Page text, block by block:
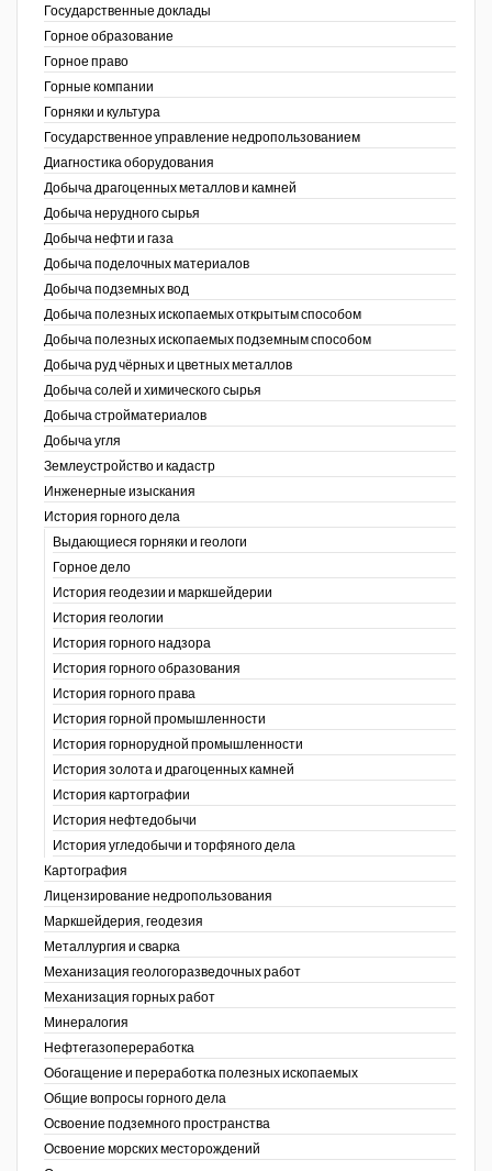
Государственные доклады
Горное образование
Горное право
Горные компании
Горняки и культура
Государственное управление недропользованием
Диагностика оборудования
Добыча драгоценных металлов и камней
Добыча нерудного сырья
Добыча нефти и газа
Добыча поделочных материалов
Добыча подземных вод
Добыча полезных ископаемых открытым способом
Добыча полезных ископаемых подземным способом
Добыча руд чёрных и цветных металлов
Добыча солей и химического сырья
Добыча стройматериалов
Добыча угля
Землеустройство и кадастр
Инженерные изыскания
История горного дела
Выдающиеся горняки и геологи
Горное дело
История геодезии и маркшейдерии
История геологии
История горного надзора
История горного образования
История горного права
История горной промышленности
История горнорудной промышленности
История золота и драгоценных камней
История картографии
История нефтедобычи
История угледобычи и торфяного дела
Картография
Лицензирование недропользования
Маркшейдерия, геодезия
Металлургия и сварка
Механизация геологоразведочных работ
Механизация горных работ
Минералогия
Нефтегазопереработка
Обогащение и переработка полезных ископаемых
Общие вопросы горного дела
Освоение подземного пространства
Освоение морских месторождений
Стандарт качества
Сфера. Нефть и газ
Уголь
Уголь Кузбасса
Химагрегаты
Электроэнергия. Передача и
распределение
Coal People Magazine
PWC